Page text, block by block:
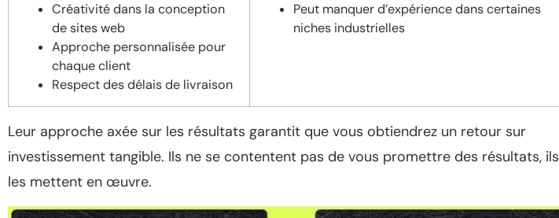
Créativité dans la conception
de sites web
Approche personnalisée pour
chaque client
Respect des délais de livraison
Peut manquer d’expérience dans certaines
niches industrielles
Leur approche axée sur les résultats garantit que vous obtiendrez un retour sur
investissement tangible. Ils ne se contentent pas de vous promettre des résultats, ils
les mettent en œuvre.